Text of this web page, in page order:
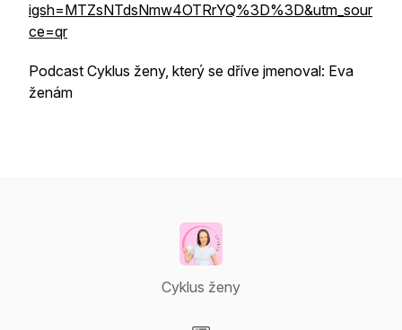
igsh=MTZsNTdsNmw4OTRrYQ%3D%3D&utm_sour
ce=qr
Podcast Cyklus ženy, který se dříve jmenoval: Eva
ženám
Cyklus ženy